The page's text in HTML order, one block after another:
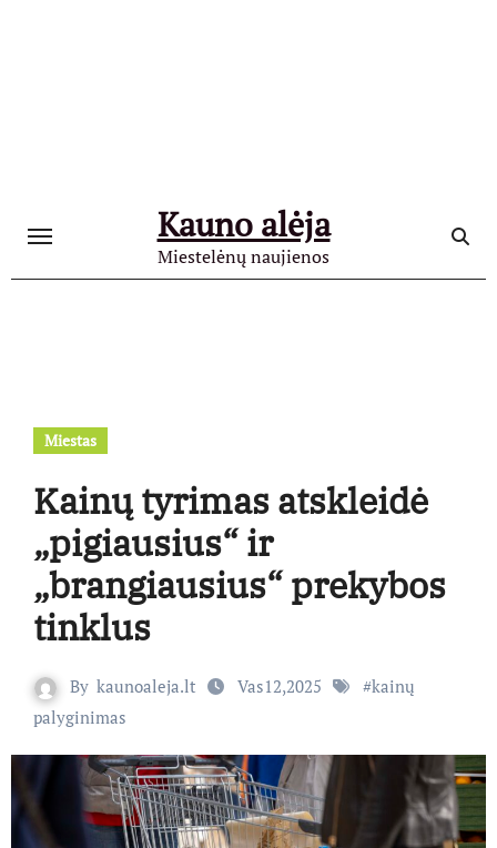
Kauno alėja
Miestelėnų naujienos
Miestas
Kainų tyrimas atskleidė
„pigiausius“ ir
„brangiausius“ prekybos
tinklus
By kaunoaleja.lt Vas12,2025 #kainų
palyginimas